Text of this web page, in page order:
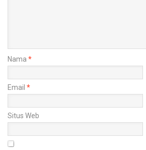
Nama *
Email *
Situs Web